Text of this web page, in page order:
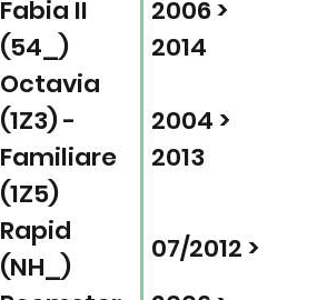
Fabia II
(54_)
2006 >
2014
Octavia
(1Z3) -
Familiare
(1Z5)
2004 >
2013
Rapid
(NH_)
07/2012 >